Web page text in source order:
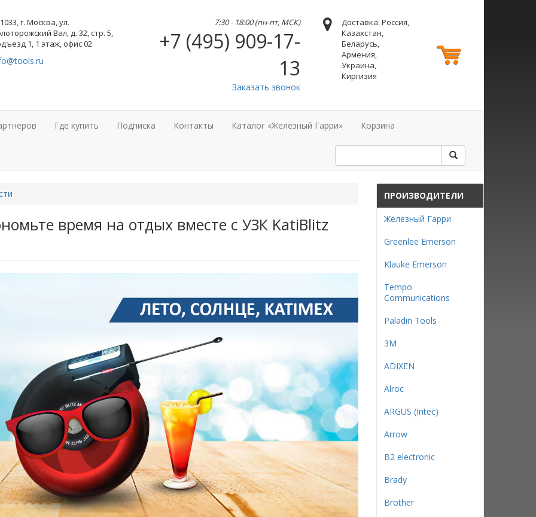
г. Москва, ул.
Вал, д. 32, стр. 5,
1, 1 этаж, офис 02
7:30 - 18:00 (пн-пт, МСК)
+7 (495) 909-17-
13
Заказать звонок
Доставка: Россия,
Казахстан,
Беларусь,
Армения,
Украина,
Киргизия
Где купить Подписка Контакты Каталог «Железный Гарри» Корзина
время на отдых вместе с УЗК KatiBlitz
ПРОИЗВОДИТЕЛИ
Железный Гарри
Greenlee Emerson
Klauke Emerson
Tempo
Communications
Paladin Tools
3М
ADIXEN
Alroc
ARGUS (Intec)
Arrow
B2 electronic
Brady
Brother